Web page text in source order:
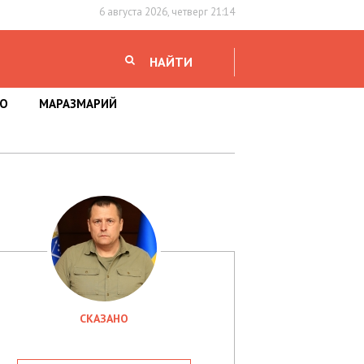
6 августа 2026, четверг 21:14
НАЙТИ
МАРАЗМАРИЙ
СКАЗАНО